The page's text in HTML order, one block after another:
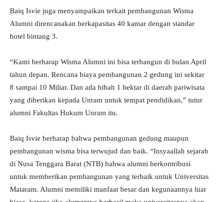
Baiq Isvie juga menyampaikan terkait pembangunan Wisma
Alumni direncanakan berkapasitas 40 kamar dengan standar
hotel bintang 3.
“Kami berharap Wisma Alumni ini bisa terbangun di bulan April
tahun depan. Rencana biaya pembangunan 2 gedung ini sekitar
8 sampai 10 Miliar. Dan ada hibah 1 hektar di daerah pariwisata
yang diberikan kepada Unram untuk tempat pendidikan,” tutur
alumni Fakultas Hukum Unram itu.
Baiq Isvie berharap bahwa pembangunan gedung maupun
pembangunan wisma bisa terwujud dan baik. “Insyaallah sejarah
di Nusa Tenggara Barat (NTB) bahwa alumni berkontribusi
untuk memberikan pembangunan yang terbaik untuk Universitas
Mataram. Alumni memiliki manfaat besar dan kegunaannya luar